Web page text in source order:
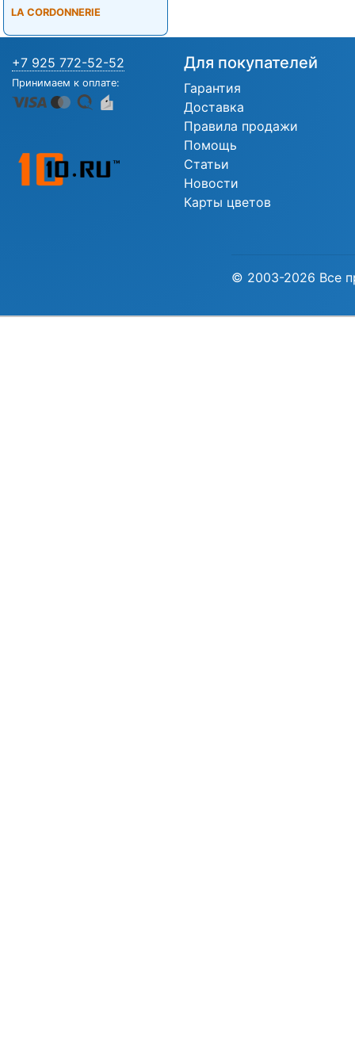
LA CORDONNERIE
+7 925 772-52-52
Принимаем к оплате:
Для покупателей
Гарантия
Доставка
Правила продажи
Помощь
Статьи
Новости
Карты цветов
© 2003-2026 Все